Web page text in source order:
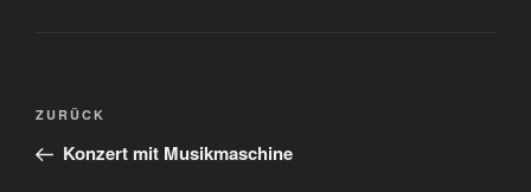
Beitragsnavigation
Vorheriger
Beitrag
ZURÜCK
Konzert mit Musikmaschine